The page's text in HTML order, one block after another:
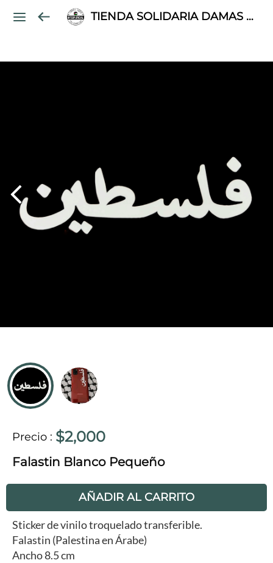
TIENDA SOLIDARIA DAMAS PALESTINAS
Precio : $2,000
Falastin Blanco Pequeño
AÑADIR AL CARRITO
Sticker de vinilo troquelado transferible.
Falastin (Palestina en Árabe)
Ancho 8.5 cm